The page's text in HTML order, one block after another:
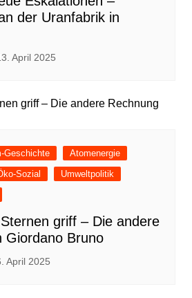
der Uranfabrik in
April 2025
Geschichte
Atomenergie
Sozial
Umweltpolitik
griff – Die andere
Giordano Bruno
April 2025